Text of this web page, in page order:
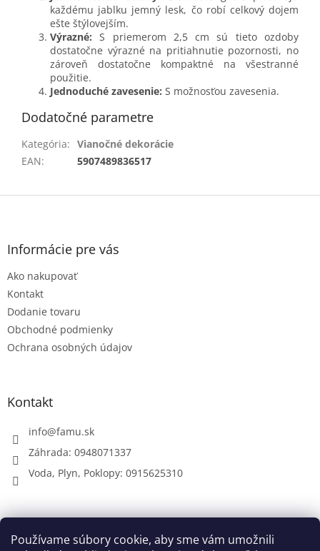
Používame súbory cookie, aby sme vám umožnili
každému jablku jemný lesk, čo robí celkový dojem
ešte štýlovejším.
Výrazné:S priemerom 2,5 cm sú tieto ozdoby
dostatočne výrazné na pritiahnutie pozornosti, no
zároveň dostatočne kompaktné na všestranné
použitie.
Jednoduché zavesenie: S možnosťou zavesenia.
Dodatočné parametre
Kategória: Vianočné dekorácie
EAN: 5907489836517
Z
Informácie pre vás
Ako nakupovať
Kontakt
Dodanie tovaru
Obchodné podmienky
Ochrana osobných údajov
Kontakt
info@famu.sk
Záhrada: 0948071337
Voda, Plyn, Poklopy: 0915625310